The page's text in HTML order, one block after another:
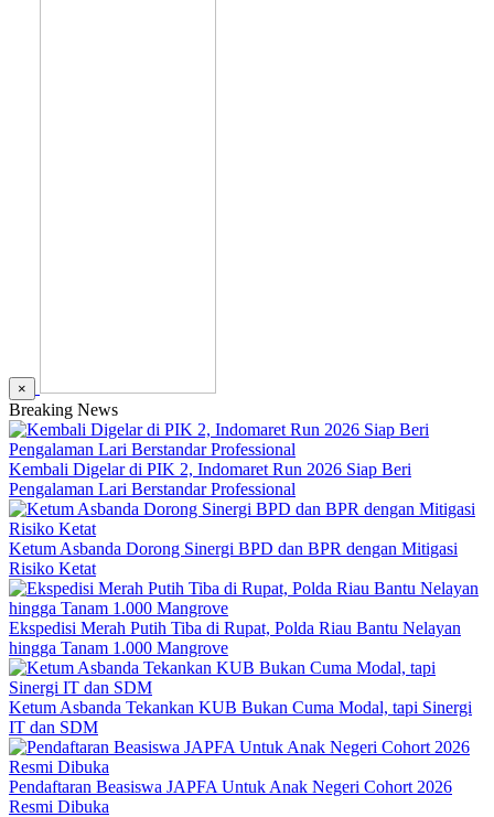
×
Breaking News
Kembali Digelar di PIK 2, Indomaret Run 2026 Siap Beri
Pengalaman Lari Berstandar Professional
Ketum Asbanda Dorong Sinergi BPD dan BPR dengan Mitigasi
Risiko Ketat
Ekspedisi Merah Putih Tiba di Rupat, Polda Riau Bantu Nelayan
hingga Tanam 1.000 Mangrove
Ketum Asbanda Tekankan KUB Bukan Cuma Modal, tapi Sinergi
IT dan SDM
Pendaftaran Beasiswa JAPFA Untuk Anak Negeri Cohort 2026
Resmi Dibuka